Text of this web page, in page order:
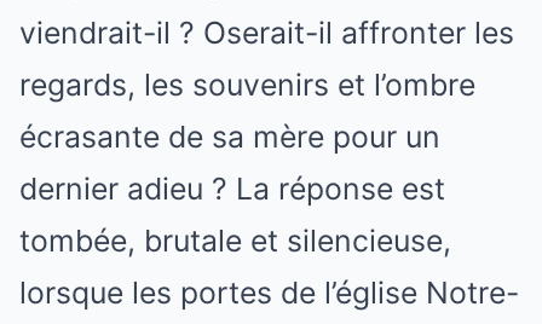
viendrait-il ? Oserait-il affronter les
regards, les souvenirs et l’ombre
écrasante de sa mère pour un
dernier adieu ? La réponse est
tombée, brutale et silencieuse,
lorsque les portes de l’église Notre-